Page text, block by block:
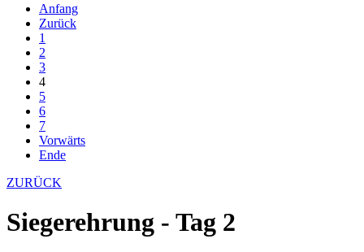
Anfang
Zurück
1
2
3
4
5
6
7
Vorwärts
Ende
ZURÜCK
Siegerehrung - Tag 2